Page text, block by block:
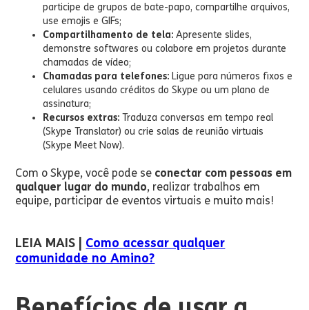
participe de grupos de bate-papo, compartilhe arquivos,
use emojis e GIFs;
Compartilhamento de tela:Apresente slides,
demonstre softwares ou colabore em projetos durante
chamadas de vídeo;
Chamadas para telefones: Ligue para números fixos e
celulares usando créditos do Skype ou um plano de
assinatura;
Recursos extras: Traduza conversas em tempo real
(Skype Translator) ou crie salas de reunião virtuais
(Skype Meet Now).
Com o Skype, você pode se conectar com pessoas em
qualquer lugar do mundo, realizar trabalhos em
equipe, participar de eventos virtuais e muito mais!
LEIA MAIS | Como acessar qualquer
comunidade no Amino?